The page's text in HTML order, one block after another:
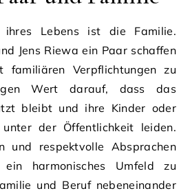
Lebens ist die Familie.
Jens Riewa ein Paar schaffen
Verpflichtungen zu
Wert darauf, dass das
bleibt und ihre Kinder oder
der Öffentlichkeit leiden.
und respektvolle Absprachen
harmonisches Umfeld zu
und Beruf nebeneinander